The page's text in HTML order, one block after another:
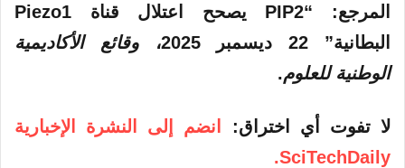
المرجع: “PIP2 يصحح اعتلال قناة Piezo1
البطانية” 22 ديسمبر 2025،
وقائع الأكاديمية
الوطنية للعلوم.
لا تفوت أي اختراق:
انضم إلى النشرة الإخبارية
SciTechDaily.